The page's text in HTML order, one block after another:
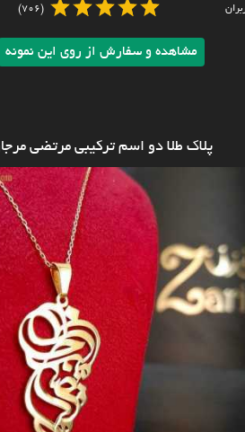
(706)
مشاهده و سفارش از روی این نمونه
پلاک طلا دو اسم ترکیبی مرتضی